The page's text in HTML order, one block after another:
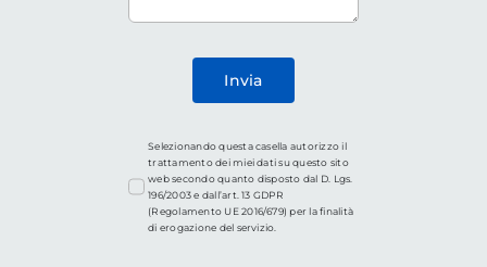
Invia
Selezionando questa casella autorizzo il
trattamento dei miei dati su questo sito
web secondo quanto disposto dal D. Lgs.
196/2003 e dall’art. 13 GDPR
(Regolamento UE 2016/679) per la finalità
di erogazione del servizio.